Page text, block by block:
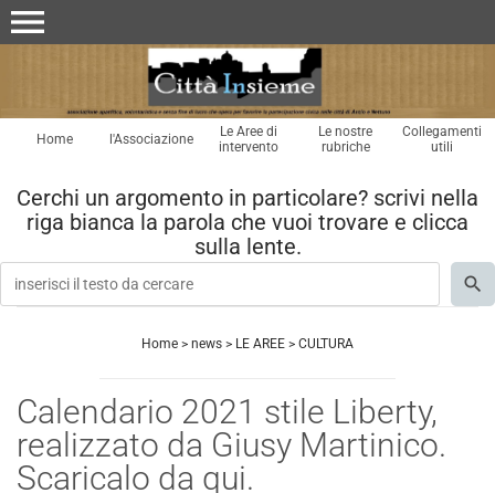
menu
Home l'Associazione
Le Aree di
intervento
Le nostre
rubriche
Collegamenti
utili
Cerchi un argomento in particolare? scrivi nella
riga bianca la parola che vuoi trovare e clicca
sulla lente.
Home > news > LE AREE > CULTURA
Calendario 2021 stile Liberty,
realizzato da Giusy Martinico.
Scaricalo da qui.